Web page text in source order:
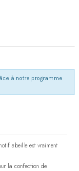
à notre programme
abeille est vraiment
la confection de